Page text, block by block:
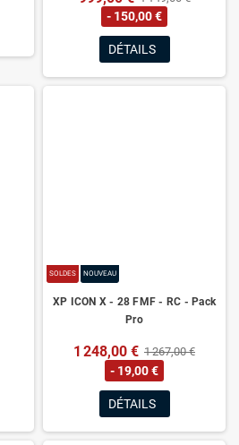
- 150,00 €
DÉTAILS
SOLDES NOUVEAU
XP ICON X - 28 FMF - RC - Pack
Pro
1 248,00 € 1 267,00 €
- 19,00 €
DÉTAILS